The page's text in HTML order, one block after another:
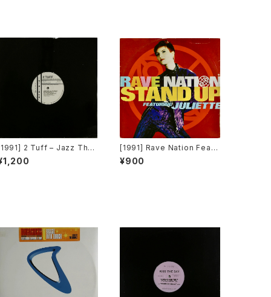
2 Tuff – Jazz Than
(Remixes) [Intrigue Re
[1991] Rave Nation Featu
ring Juliette – Stand Up
[Pulse-8 Records]
¥900